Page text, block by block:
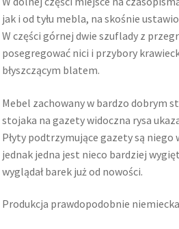
jak i od tyłu mebla, na skośnie
W części górnej dwie szuflady z
posegregować nici i przybory
błyszczącym blatem.
Mebel zachowany w bardzo dobrym
stojaka na gazety widoczna rysa
Płyty podtrzymujące gazety są
jednak jedna jest nieco bardziej
wyglądał barek już od nowości.
Produkcja prawdopodobnie